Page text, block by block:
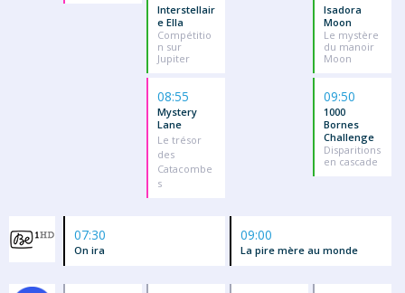
Interstellair
e Ella
Compétitio
n sur
Jupiter
08:55
Mystery
Lane
Le trésor
des
Catacombe
s
Isadora
Moon
Le mystère
du manoir
Moon
09:50
1000
Bornes
Challenge
Disparitions
en cascade
07:30
On ira
09:00
La pire mère au monde